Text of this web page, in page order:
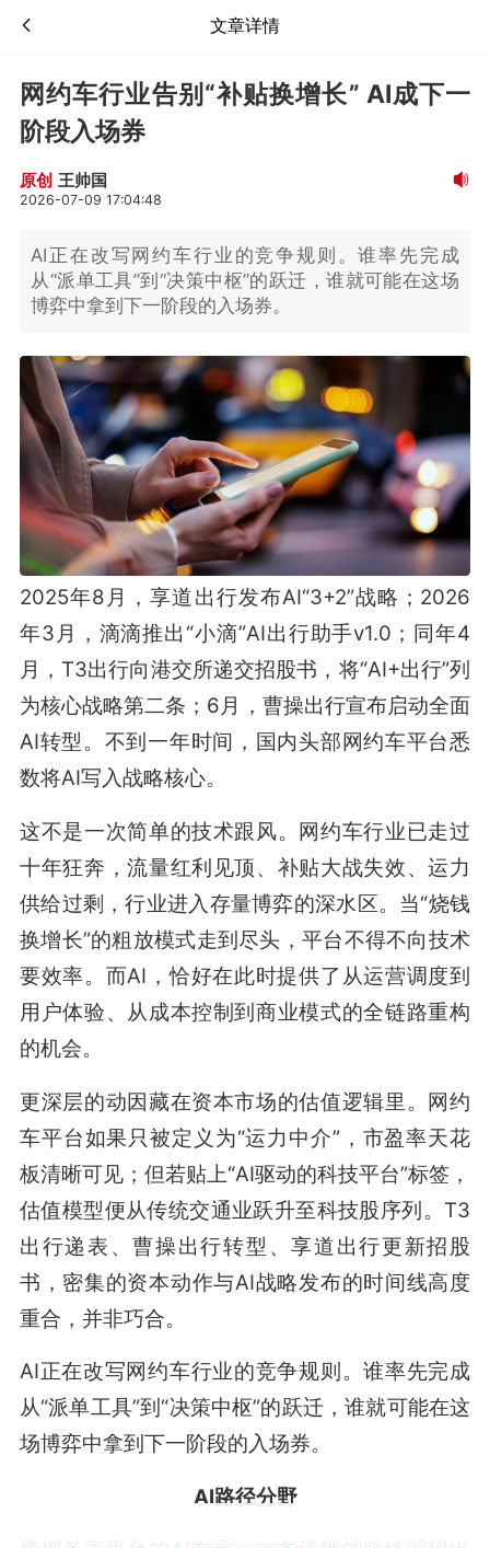
文章详情
网约车行业告别“补贴换增长” AI成下一
阶段入场券
原创 王帅国
2026-07-09 17:04:48
AI正在改写网约车行业的竞争规则。谁率先完成
从“派单工具”到“决策中枢”的跃迁，谁就可能在这场
博弈中拿到下一阶段的入场券。
2025年8月，享道出行发布AI“3+2”战略；2026
年3月，滴滴推出“小滴”AI出行助手v1.0；同年4
月，T3出行向港交所递交招股书，将“AI+出行”列
为核心战略第二条；6月，曹操出行宣布启动全面
AI转型。不到一年时间，国内头部网约车平台悉
数将AI写入战略核心。
这不是一次简单的技术跟风。网约车行业已走过
十年狂奔，流量红利见顶、补贴大战失效、运力
供给过剩，行业进入存量博弈的深水区。当“烧钱
换增长”的粗放模式走到尽头，平台不得不向技术
要效率。而AI，恰好在此时提供了从运营调度到
用户体验、从成本控制到商业模式的全链路重构
的机会。
更深层的动因藏在资本市场的估值逻辑里。网约
车平台如果只被定义为“运力中介”，市盈率天花
板清晰可见；但若贴上“AI驱动的科技平台”标签，
估值模型便从传统交通业跃升至科技股序列。T3
出行递表、曹操出行转型、享道出行更新招股
书，密集的资本动作与AI战略发布的时间线高度
重合，并非巧合。
AI正在改写网约车行业的竞争规则。谁率先完成
从“派单工具”到“决策中枢”的跃迁，谁就可能在这
场博弈中拿到下一阶段的入场券。
AI路径分野